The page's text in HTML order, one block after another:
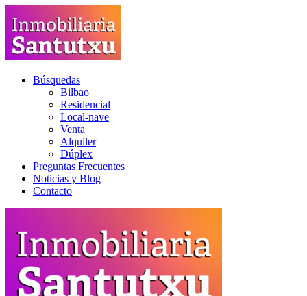
Búsquedas
Bilbao
Residencial
Local-nave
Venta
Alquiler
Dúplex
Preguntas Frecuentes
Noticias y Blog
Contacto